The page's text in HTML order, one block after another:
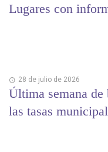
Lugares con
28 de julio de 2026
Última semana
las tasas